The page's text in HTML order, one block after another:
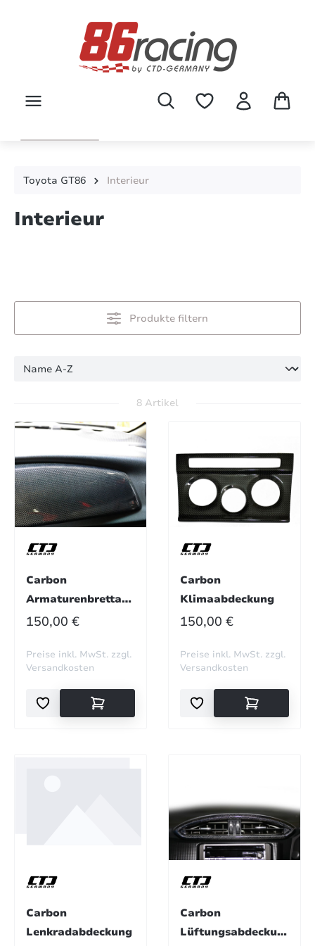
Toyota GT86 Interieur
Interieur
Produkte filtern
8 Artikel
Carbon
Armaturenbrettab
deckung
REGULÄRER PREIS:
150,00 €
Preise inkl. MwSt. zzgl.
Versandkosten
Carbon
Klimaabdeckung
REGULÄRER PREIS:
150,00 €
Preise inkl. MwSt. zzgl.
Versandkosten
Carbon
Lenkradabdeckung
Carbon
Lüftungsabdeckun